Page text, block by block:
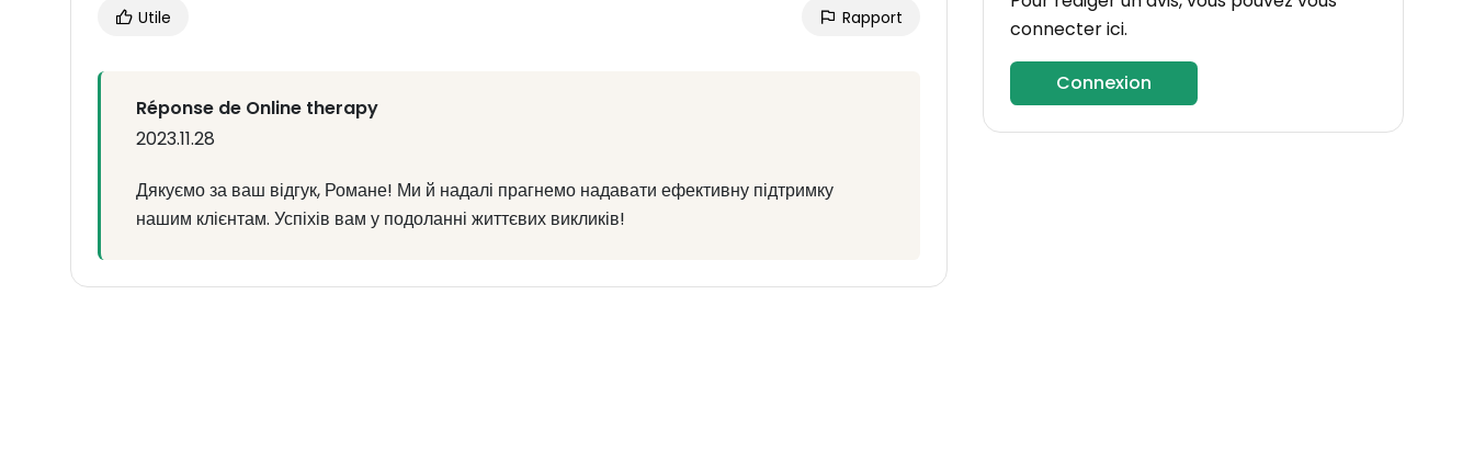
Utile Rapport
Réponse de Online therapy
2023.11.28
Дякуємо за ваш відгук, Романе! Ми й надалі прагнемо надавати ефективну підтримку
нашим клієнтам. Успіхів вам у подоланні життєвих викликів!
connecter ici.
Connexion